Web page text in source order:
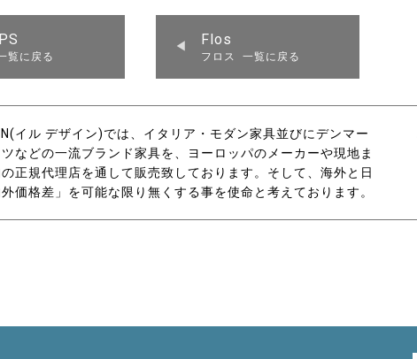
覧に戻る
Flos
フロス 一覧に戻る
イル デザイン)では、イタリア・モダン家具並びにデンマー
などの一流ブランド家具を、ヨーロッパのメーカーや現地ま
正規代理店を通して販売致しております。そして、海外と日
価格差」を可能な限り無くする事を使命と考えております。